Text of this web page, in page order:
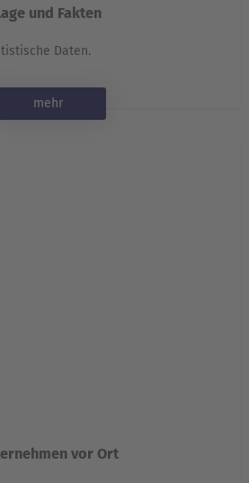
und Fakten
Daten.
mehr
vor Ort